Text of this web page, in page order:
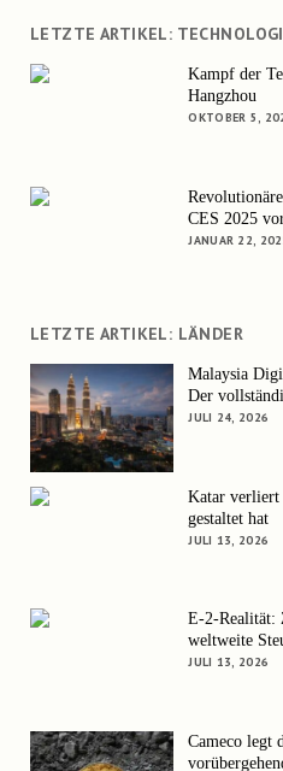
LETZTE ARTIKEL:
Kampf der
Hangzhou
OKTOBER 5,
CES 2025
JANUAR 22,
LETZTE ARTIKEL: LÄNDER
Malaysia
Der
JULI 24, 2026
Katar verliert
gestaltet hat
JULI 13, 2026
E-2-Realität:
weltweite
JULI 13, 2026
Cameco legt